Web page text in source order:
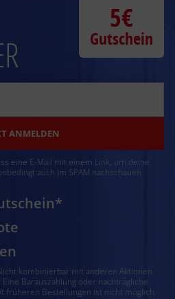
ANMELDEN
eine E-Mail mit einem Link, um deine
auch im SPAM nachschauen
kombinierbar mit anderen Aktionen.
Barauszahlung oder nachträgliche
früheren Bestellungen ist nicht möglich.
5€
Gutschein